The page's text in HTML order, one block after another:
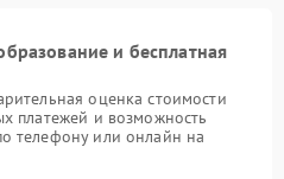
и бесплатная
оценка стоимости
платежей и возможность
телефону или онлайн на